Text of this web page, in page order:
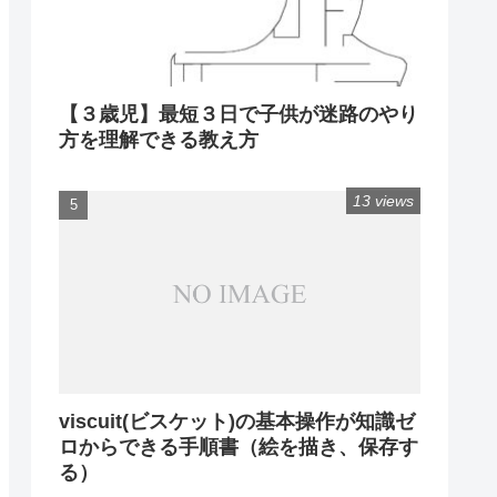
【３歳児】最短３日で子供が迷路のやり
方を理解できる教え方
viscuit(ビスケット)の基本操作が知識ゼ
ロからできる手順書（絵を描き、保存す
る）
13 views